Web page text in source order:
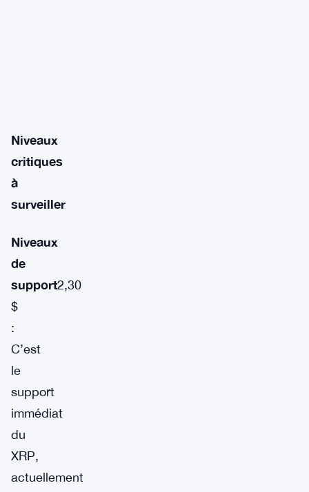
Niveaux
critiques
à
surveiller
Niveaux
de
support2,30
$
:
C’est
le
support
immédiat
du
XRP,
actuellement